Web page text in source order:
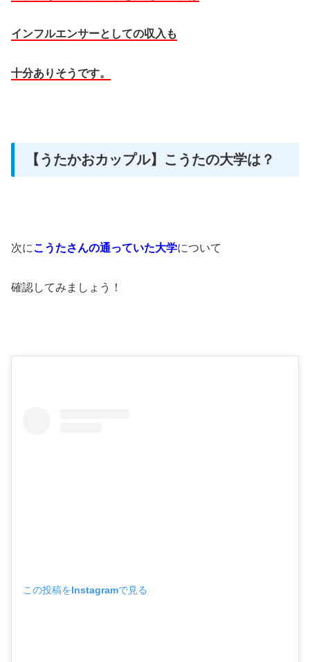
インフルエンサーとしての収入も
十分ありそうです。
【うたかおカップル】こうたの大学は？
次にこうたさんの通っていた大学について
確認してみましょう！
この投稿をInstagramで見る